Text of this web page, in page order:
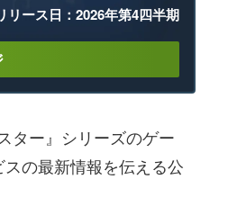
リース日：2026年第4四半期
ター』シリーズのゲー
の最新情報を伝える公